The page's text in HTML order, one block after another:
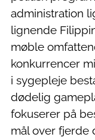
administration
lignende
møble
konkurrencer
i sygepleje
dødelig
fokuserer på
mål over fjerde